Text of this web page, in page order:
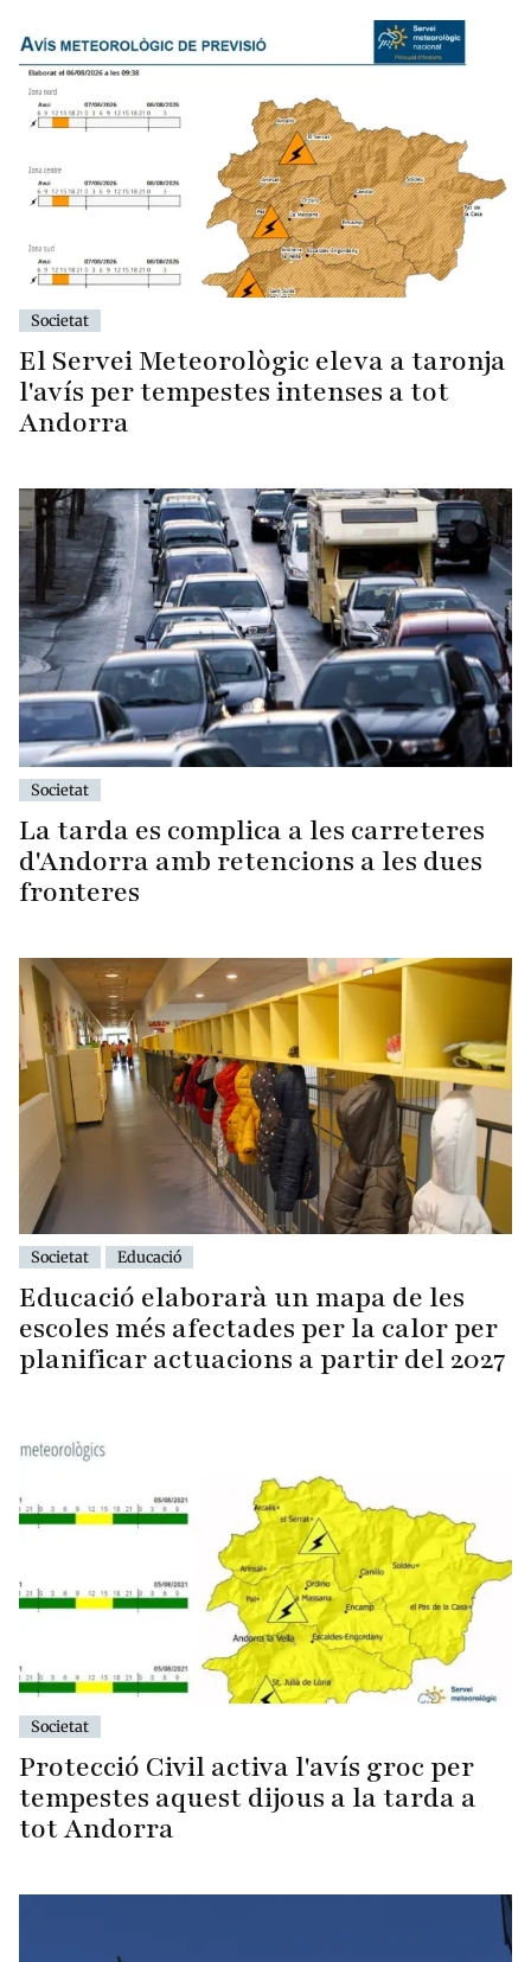
Societat
El Servei Meteorològic eleva a taronja
l'avís per tempestes intenses a tot
Andorra
Societat
La tarda es complica a les carreteres
d'Andorra amb retencions a les dues
fronteres
Societat Educació
Educació elaborarà un mapa de les
escoles més afectades per la calor per
planificar actuacions a partir del 2027
Societat
Protecció Civil activa l'avís groc per
tempestes aquest dijous a la tarda a
tot Andorra